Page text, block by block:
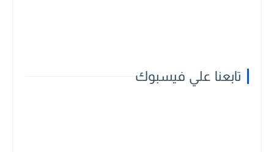
تابعنا علي فيسبوك